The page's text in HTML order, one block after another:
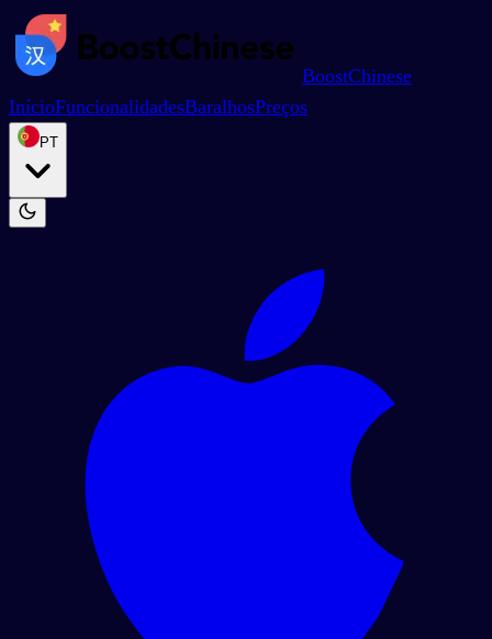
BoostChinese
InícioFuncionalidadesBaralhosPreços
PT